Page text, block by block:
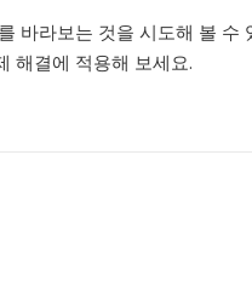
바라보는 것을 시도해 볼 수
해결에 적용해 보세요.